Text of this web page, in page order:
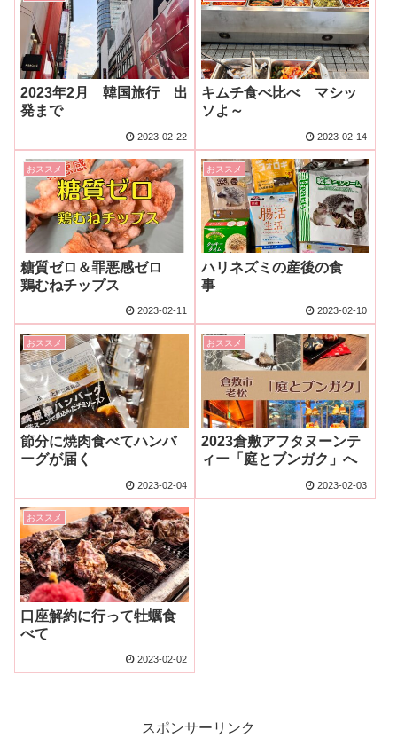
2023年2月 韓国旅行 出
発まで
2023-02-22
キムチ食べ比べ マシッ
ソよ～
2023-02-14
おススメ
糖質ゼロ＆罪悪感ゼロ
鶏むねチップス
2023-02-11
おススメ
ハリネズミの産後の食
事
2023-02-10
おススメ
節分に焼肉食べてハンバ
ーグが届く
2023-02-04
おススメ
2023倉敷アフタヌーンテ
ィー「庭とブンガク」へ
2023-02-03
おススメ
口座解約に行って牡蠣食
べて
2023-02-02
スポンサーリンク